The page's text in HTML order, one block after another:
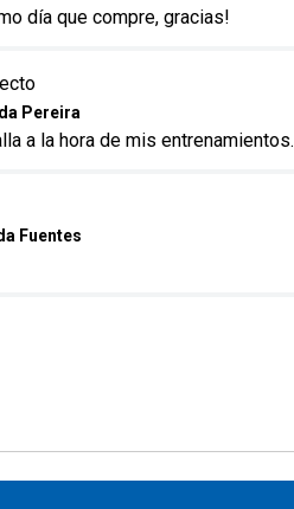
día que compre, gracias!
Pereira
a la hora de mis entrenamientos.
Fuentes